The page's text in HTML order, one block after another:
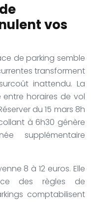
vos
de parking semble
transforment
inattendu. La
horaires de vol
du 15 mars 8h
à 6h30 génère
supplémentaire
8 à 12 euros. Elle
des règles de
comptabilisent